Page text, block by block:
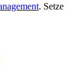
. Setze